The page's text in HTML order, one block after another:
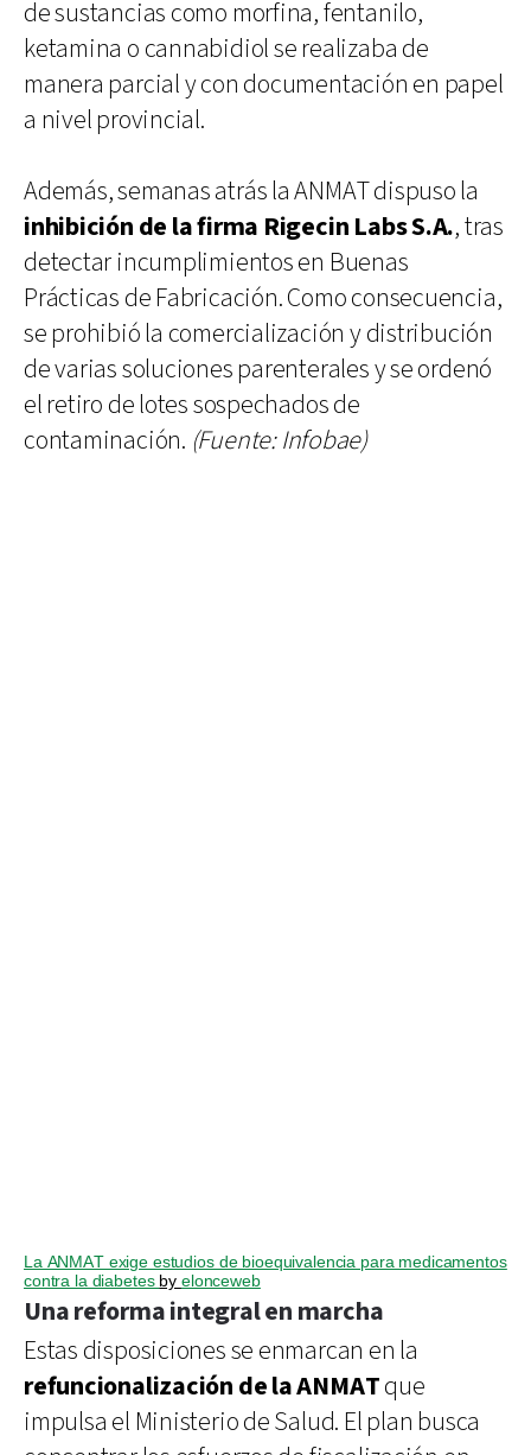
de sustancias como morfina, fentanilo,
ketamina o cannabidiol se realizaba de
manera parcial y con documentación en papel
a nivel provincial.
Además, semanas atrás la ANMAT dispuso la
inhibición de la firma Rigecin Labs S.A., tras
detectar incumplimientos en Buenas
Prácticas de Fabricación. Como consecuencia,
se prohibió la comercialización y distribución
de varias soluciones parenterales y se ordenó
el retiro de lotes sospechados de
contaminación. (Fuente: Infobae)
La ANMAT exige estudios de bioequivalencia para medicamentos
contra la diabetes by elonceweb
Una reforma integral en marcha
Estas disposiciones se enmarcan en la
refuncionalización de la ANMATque
impulsa el Ministerio de Salud. El plan busca